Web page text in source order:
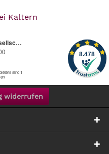
Kaltern
widerrufen